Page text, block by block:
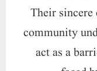
observations
the party’s
expand